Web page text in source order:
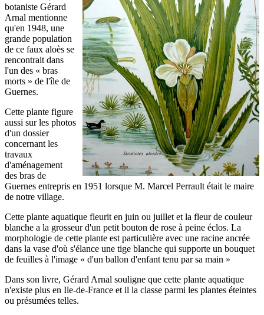
botaniste Gérard
Arnal mentionne
qu'en 1948, une
grande population
de ce faux aloès se
rencontrait dans
l'un des « bras
morts » de l'île de
Guernes.
Cette plante figure
aussi sur les photos
d'un dossier
concernant les
travaux
d'aménagement
des bras de
Guernes entrepris en 1951 lorsque M. Marcel Perrault était le maire
de notre village.
Cette plante aquatique fleurit en juin ou juillet et la fleur de couleur
blanche a la grosseur d'un petit bouton de rose à peine éclos. La
morphologie de cette plante est particulière avec une racine ancrée
dans la vase d'où s'élance une tige blanche qui supporte un bouquet
de feuilles à l'image « d'un ballon d'enfant tenu par sa main »
Dans son livre, Gérard Arnal souligne que cette plante aquatique
n'existe plus en Ile-de-France et il la classe parmi les plantes éteintes
ou présumées telles.